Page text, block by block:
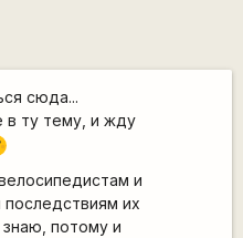
сюда...
в ту тему, и жду
и
их
потому и